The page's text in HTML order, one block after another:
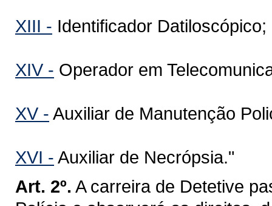
XIII - Identificador Datiloscópico;
XIV - Operador em
XV - Auxiliar de Manutenção
XVI - Auxiliar de Necrópsia."
Art. 2º. A carreira de Detetive